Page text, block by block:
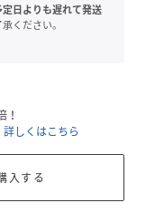
日よりも遅れて発送
ください。
！
詳しくはこちら
入する